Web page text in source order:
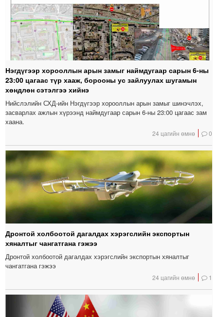
Нэгдүгээр хорооллын арын замыг наймдугаар сарын 6-ны
23:00 цагаас түр хааж, борооны ус зайлуулах шугамын
хөндлөн сэтэлгээ хийнэ
Нийслэлийн СХД-ийн Нэгдүгээр хорооллын арын замыг шинэчлэх,
засварлах ажлын хүрээнд наймдугаар сарын 6-ны 23:00 цагаас зам
хаана.
24 цагийн өмнө 0
Дронтой холбоотой дагалдах хэрэгслийн экспортын
хяналтыг чангатгана гэжээ
Дронтой холбоотой дагалдах хэрэгслийн экспортын хяналтыг
чангатгана гэжээ
24 цагийн өмнө 1